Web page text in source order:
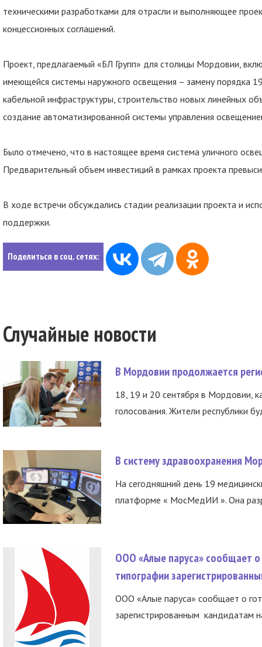
техническими разработками для отрасли и выполняющее
концессионных соглашений.
Проект, предлагаемый «БЛ Групп» для столицы Мордовии,
имеющейся системы наружного освещения – замену порядка
кабельной инфраструктуры, строительство новых линейных
создание автоматизированной системы управления
Было отмечено, что в настоящее время система уличного
Предварительный объем инвестиций в рамках проекта
В ходе встречи обсуждались стадии реализации проекта и
поддержки.
Поделиться в соц. сетях:
Случайные новости
В Мордовии продолжается
18, 19 и 20 сентября в Мордовии,
голосования. Жители республики
В систему здравоохранения
На сегодняшний день 19
платформе « МосМедИИ ». Она
ООО «Алые паруса» сообщает о
типографии
ООО «Алые паруса» сообщает о
зарегистрированным кандидатам